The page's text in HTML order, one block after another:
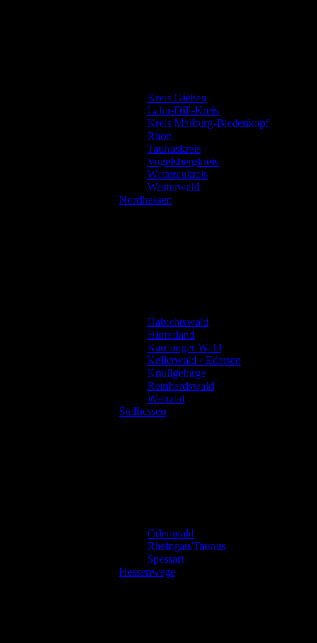
Kreis Gießen
Lahn-Dill-Kreis
Kreis Marburg-Biedenkopf
Rhön
Taunuskreis
Vogelsbergkreis
Wetteraukreis
Westerwald
Nordhessen
Habichtswald
Hinterland
Kaufunger Wald
Kellerwald / Edersee
Knüllgebirge
Reinhardswald
Werratal
Südhessen
Odenwald
Rheingau/Taunus
Spessart
Hessenwege